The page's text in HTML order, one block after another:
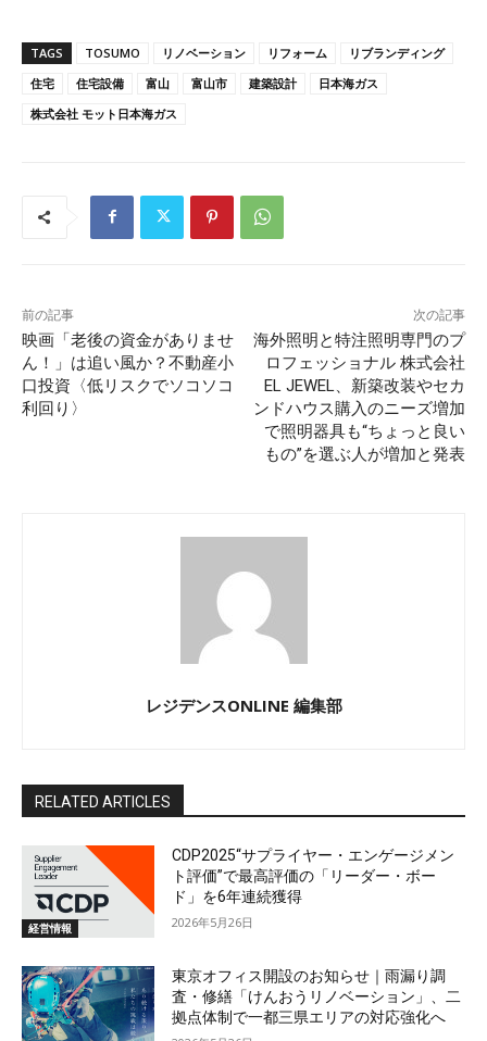
TAGS TOSUMO リノベーション リフォーム
リブランディング
住宅
住宅設備 富山 富山市 建築設計
日本海ガス
株式会社 モット日本海ガス
前の記事
映画「老後の資金がありませ
ん！」は追い風か？不動産小
口投資〈低リスクでソコソコ
利回り〉
次の記事
海外照明と特注照明専⾨のプ
ロフェッショナル 株式会社
EL JEWEL、新築改装やセカ
ンドハウス購入のニーズ増加
で照明器具も“ちょっと良い
もの”を選ぶ人が増加と発表
レジデンスONLINE 編集部
RELATED ARTICLES
経営情報
CDP2025“サプライヤー・エンゲージメン
ト評価”で最高評価の「リーダー・ボー
ド」を6年連続獲得
2026年5月26日
東京オフィス開設のお知らせ｜雨漏り調
査・修繕「けんおうリノベーション」、二
拠点体制で一都三県エリアの対応強化へ